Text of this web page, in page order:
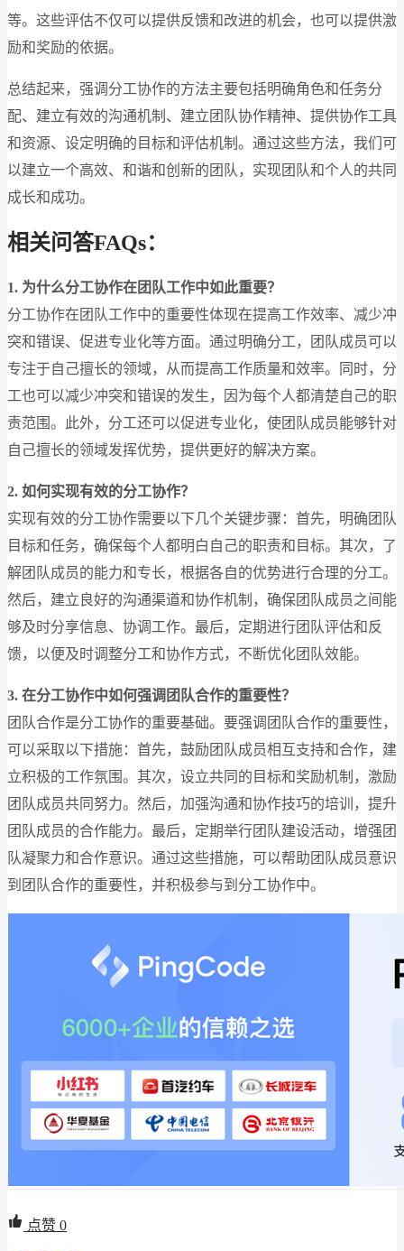
等。这些评估不仅可以提供反馈和改进的机会，也可以提供激
励和奖励的依据。
总结起来，强调分工协作的方法主要包括明确角色和任务分
配、建立有效的沟通机制、建立团队协作精神、提供协作工具
和资源、设定明确的目标和评估机制。通过这些方法，我们可
以建立一个高效、和谐和创新的团队，实现团队和个人的共同
成长和成功。
相关问答FAQs：
1. 为什么分工协作在团队工作中如此重要？
分工协作在团队工作中的重要性体现在提高工作效率、减少冲
突和错误、促进专业化等方面。通过明确分工，团队成员可以
专注于自己擅长的领域，从而提高工作质量和效率。同时，分
工也可以减少冲突和错误的发生，因为每个人都清楚自己的职
责范围。此外，分工还可以促进专业化，使团队成员能够针对
自己擅长的领域发挥优势，提供更好的解决方案。
2. 如何实现有效的分工协作？
实现有效的分工协作需要以下几个关键步骤：首先，明确团队
目标和任务，确保每个人都明白自己的职责和目标。其次，了
解团队成员的能力和专长，根据各自的优势进行合理的分工。
然后，建立良好的沟通渠道和协作机制，确保团队成员之间能
够及时分享信息、协调工作。最后，定期进行团队评估和反
馈，以便及时调整分工和协作方式，不断优化团队效能。
3. 在分工协作中如何强调团队合作的重要性？
团队合作是分工协作的重要基础。要强调团队合作的重要性，
可以采取以下措施：首先，鼓励团队成员相互支持和合作，建
立积极的工作氛围。其次，设立共同的目标和奖励机制，激励
团队成员共同努力。然后，加强沟通和协作技巧的培训，提升
团队成员的合作能力。最后，定期举行团队建设活动，增强团
队凝聚力和合作意识。通过这些措施，可以帮助团队成员意识
到团队合作的重要性，并积极参与到分工协作中。
点赞 0